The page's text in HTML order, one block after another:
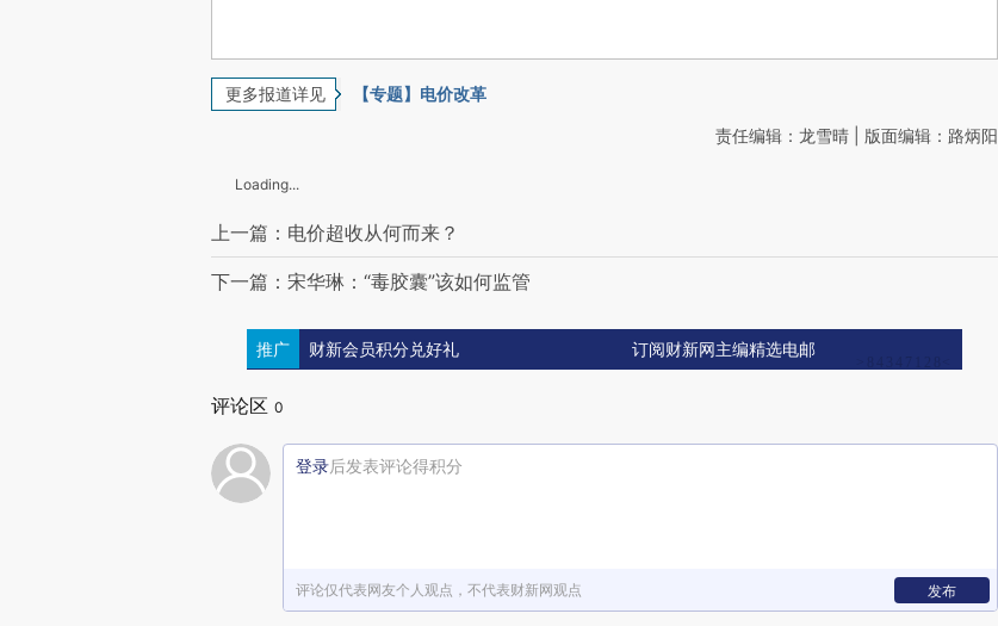
更多报道详见 【专题】电价改革
责任编辑：龙雪晴 | 版面编辑：路炳阳
Loading...
上一篇：电价超收从何而来？
下一篇：宋华琳：“毒胶囊”该如何监管
推广 财新会员积分兑好礼 订阅财新网主编精选电邮
评论区 0
登录后发表评论得积分
评论仅代表网友个人观点，不代表财新网观点 发布